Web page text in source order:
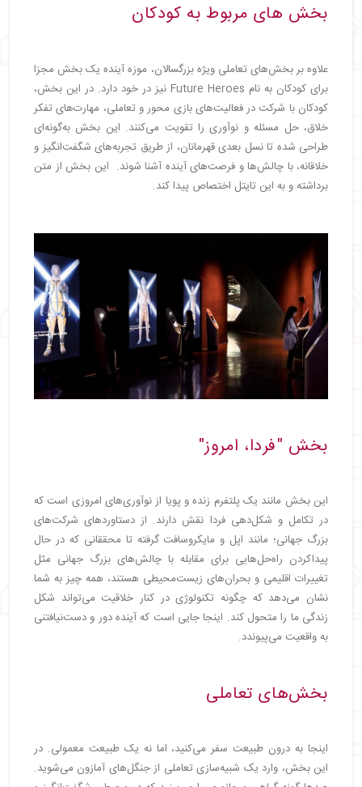
بخش های مربوط به کودکان
علاوه بر بخش‌های تعاملی ویژه بزرگسالان، موزه آینده یک بخش مجزا
برای کودکان به نام Future Heroes نیز در خود دارد. در این بخش،
کودکان با شرکت در فعالیت‌های بازی محور و تعاملی، مهارت‌های تفکر
خلاق، حل مسئله و نوآوری را تقویت می‌کنند. این بخش به‌گونه‌ای
طراحی شده تا نسل بعدی قهرمانان، از طریق تجربه‌های شگفت‌انگیز و
خلاقانه، با چالش‌ها و فرصت‌های آینده آشنا شوند. این بخش از متن
برداشته و به این تایتل اختصاص پیدا کند.
بخش "فردا، امروز"
این بخش مانند یک پلتفرم زنده و پویا از نوآوری‌های امروزی است که
در تکامل و شکل‌دهی فردا نقش دارند. از دستاوردهای شرکت‌های
بزرگ جهانی؛ مانند اپل و مایکروسافت گرفته تا محققانی که در حال
پیداکردن راه‌حل‌هایی برای مقابله با چالش‌های بزرگ جهانی مثل
تغییرات اقلیمی و بحران‌های زیست‌محیطی هستند، همه چیز به شما
نشان می‌دهد که چگونه تکنولوژی در کنار خلاقیت می‌تواند شکل
زندگی ما را متحول کند. اینجا جایی است که آینده دور و دست‌نیافتنی
به واقعیت می‌پیوندد.
بخش‌های تعاملی
اینجا به درون طبیعت سفر می‌کنید، اما نه یک طبیعت معمولی. در
این بخش، وارد یک شبیه‌سازی تعاملی از جنگل‌های آمازون می‌شوید.